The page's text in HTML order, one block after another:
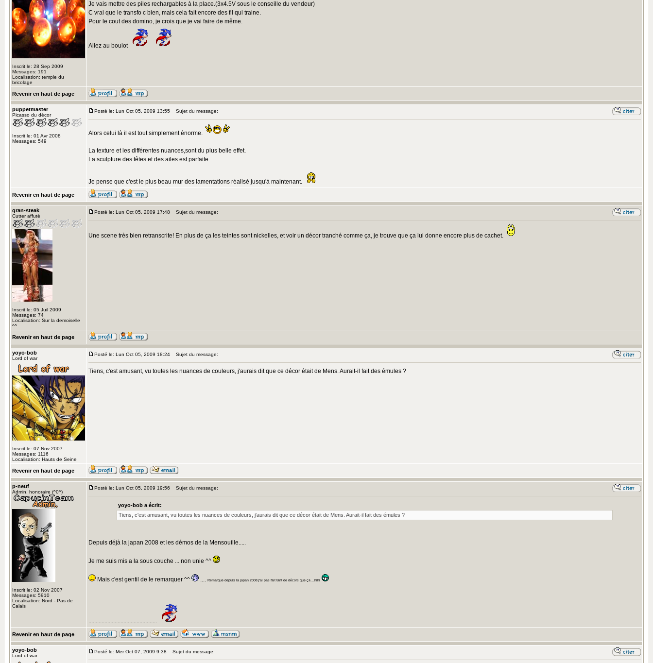
Inscrit le: 28 Sep 2009
Messages: 191
Localisation: temple du
bricolage
Je vais mettre des piles rechargables à la place.(3x4.5V sous le conseille du vendeur)
C vrai que le transfo c bien, mais cela fait encore des fil qui traine.
Pour le cout des domino, je crois que je vai faire de même.
Allez au boulot
Revenir en haut de page
puppetmaster
Picasso du décor
Inscrit le: 01 Avr 2008
Messages: 549
Posté le: Lun Oct 05, 2009 13:55 Sujet du message:
Alors celui là il est tout simplement énorme.
La texture et les différentes nuances,sont du plus belle effet.
La sculpture des têtes et des ailes est parfaite.
Je pense que c'est le plus beau mur des lamentations réalisé jusqu'à maintenant.
Revenir en haut de page
gran-steak
Cutter affuté
Inscrit le: 05 Juil 2009
Messages: 74
Localisation: Sur la demoiselle
^^
Posté le: Lun Oct 05, 2009 17:48 Sujet du message:
Une scene très bien retranscrite! En plus de ça les teintes sont nickelles, et voir un décor tranché comme ça, je trouve que ça lui donne encore plus de cachet.
Revenir en haut de page
yoyo-bob
Lord of war
Inscrit le: 07 Nov 2007
Messages: 1116
Localisation: Hauts de Seine
Posté le: Lun Oct 05, 2009 18:24 Sujet du message:
Tiens, c'est amusant, vu toutes les nuances de couleurs, j'aurais dit que ce décor était de Mens. Aurait-il fait des émules ?
Revenir en haut de page
p-neuf
Admin. honoraire (^0^)
Inscrit le: 02 Nov 2007
Messages: 5910
Localisation: Nord - Pas de
Calais
Posté le: Lun Oct 05, 2009 19:56 Sujet du message:
yoyo-bob a écrit:
Tiens, c'est amusant, vu toutes les nuances de couleurs, j'aurais dit que ce décor était de Mens. Aurait-il fait des émules ?
Depuis déjà la japan 2008 et les démos de la Mensouille.....
Je me suis mis a la sous couche ... non unie ^^
Mais c'est gentil de le remarquer ^^ .... Remarque depuis la japan 2008 j'ai pas fait tant de décors que ça ...hihi
...............................................
Revenir en haut de page
yoyo-bob
Lord of war
Posté le: Mer Oct 07, 2009 9:38 Sujet du message: